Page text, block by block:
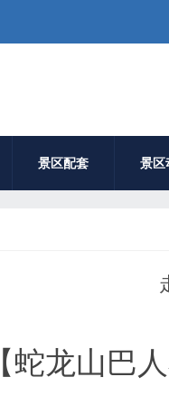
景区配套 景区
【蛇龙山巴